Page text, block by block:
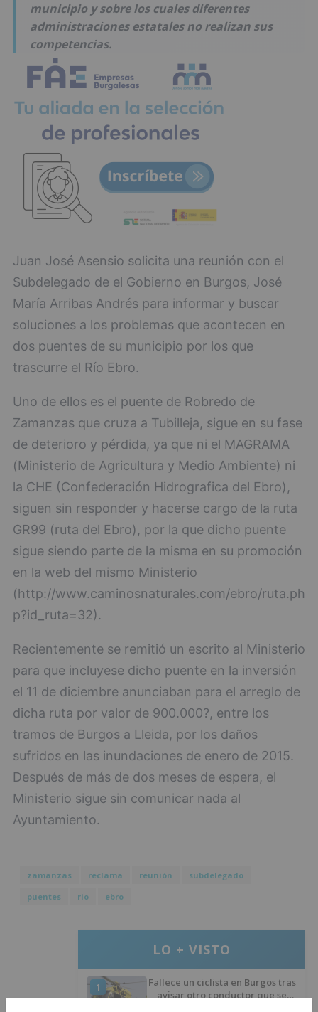
municipio y sobre los cuales diferentes
administraciones estatales no realizan sus
competencias.
Juan José Asensio solicita una reunión con el
Subdelegado de el Gobierno en Burgos, José
María Arribas Andrés para informar y buscar
soluciones a los problemas que acontecen en
dos puentes de su municipio por los que
trascurre el Río Ebro.
Uno de ellos es el puente de Robredo de
Zamanzas que cruza a Tubilleja, sigue en su fase
de deterioro y pérdida, ya que ni el MAGRAMA
(Ministerio de Agricultura y Medio Ambiente) ni
la CHE (Confederación Hidrografica del Ebro),
siguen sin responder y hacerse cargo de la ruta
GR99 (ruta del Ebro), por la que dicho puente
sigue siendo parte de la misma en su promoción
en la web del mismo Ministerio
(http://www.caminosnaturales.com/ebro/ruta.ph
p?id_ruta=32).
Recientemente se remitió un escrito al Ministerio
para que incluyese dicho puente en la inversión
el 11 de diciembre anunciaban para el arreglo de
dicha ruta por valor de 900.000?, entre los
tramos de Burgos a Lleida, por los daños
sufridos en las inundaciones de enero de 2015.
Después de más de dos meses de espera, el
Ministerio sigue sin comunicar nada al
Ayuntamiento.
zamanzas reclama reunión
subdelegado
puentes
rio ebro
LO + VISTO
1
Fallece un ciclista en Burgos tras
avisar otro conductor que se